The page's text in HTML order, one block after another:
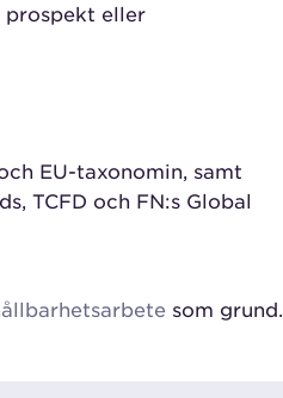
eller
EU-taxonomin, samt
TCFD och FN:s Global
som grund.